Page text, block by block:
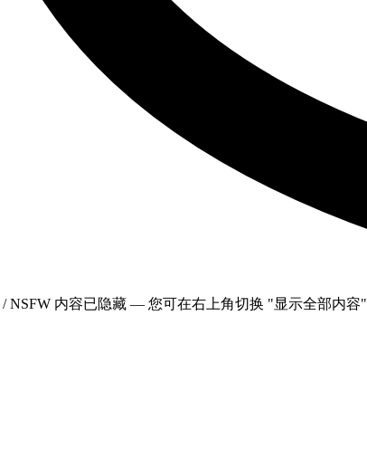
/ NSFW 内容已隐藏 — 您可在右上角切换 "显示全部内容"